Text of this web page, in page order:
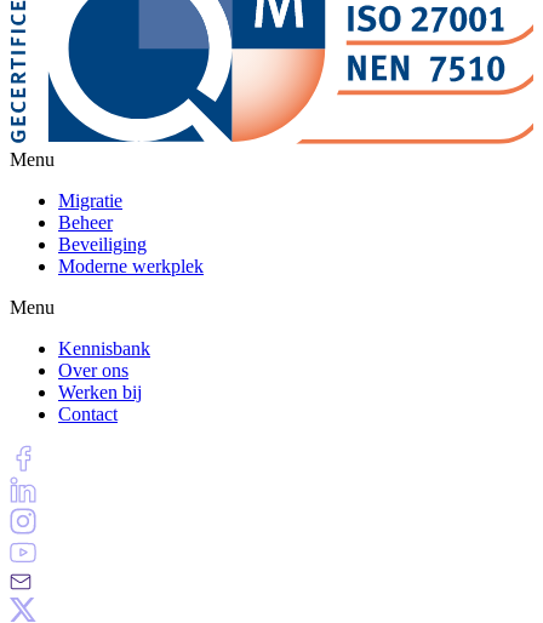
Menu
Migratie
Beheer
Beveiliging
Moderne werkplek
Menu
Kennisbank
Over ons
Werken bij
Contact